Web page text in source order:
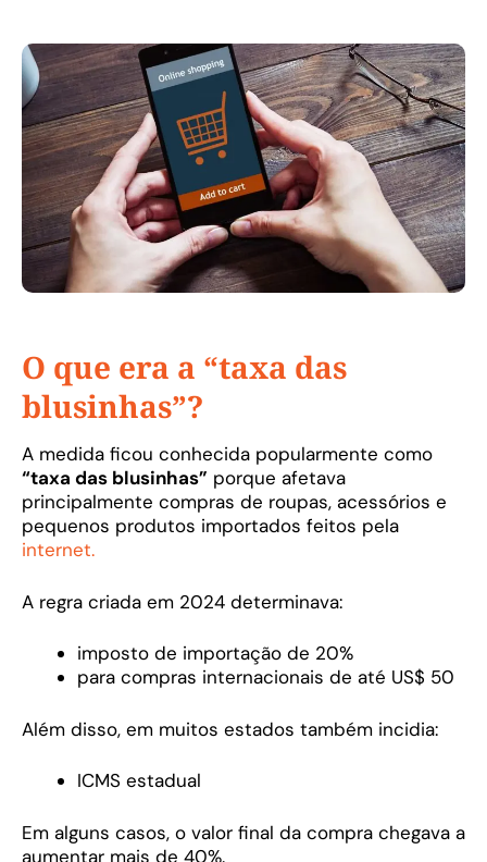
O que era a “taxa das
blusinhas”?
A medida ficou conhecida popularmente como
“taxa das blusinhas” porque afetava
principalmente compras de roupas, acessórios e
pequenos produtos importados feitos pela
internet.
A regra criada em 2024 determinava:
imposto de importação de 20%
para compras internacionais de até US$ 50
Além disso, em muitos estados também incidia:
ICMS estadual
Em alguns casos, o valor final da compra chegava a
aumentar mais de 40%.